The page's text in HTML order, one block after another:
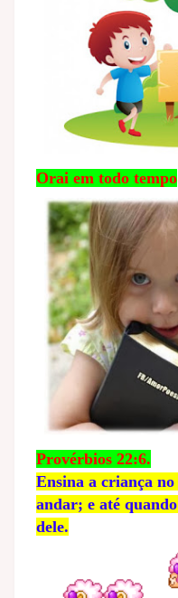
Orai em todo tempo
Provérbios 22:6.
Ensina a criança
andar; e até
dele.